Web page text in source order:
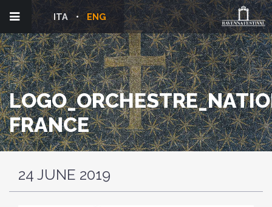
ENG
ITA
FRANCE
24 JUNE 2019